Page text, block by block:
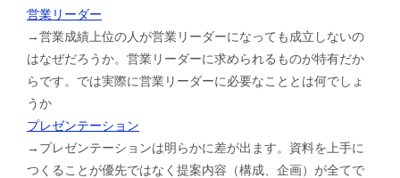
営業リーダー
→営業成績上位の人が営業リーダーになっても成立しないの
はなぜだろうか。営業リーダーに求められるものが特有だか
らです。では実際に営業リーダーに必要なこととは何でしょ
うか
プレゼンテーション
→プレゼンテーションは明らかに差が出ます。資料を上手に
つくることが優先ではなく提案内容（構成、企画）が全てで